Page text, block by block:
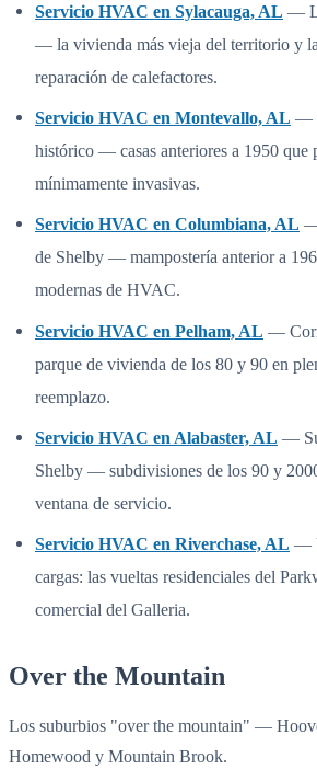
Servicio HVAC en Sylacauga, AL —
— la vivienda más vieja del territorio y
reparación de calefactores.
Servicio HVAC en Montevallo, AL —
histórico — casas anteriores a 1950 que
mínimamente invasivas.
Servicio HVAC en Columbiana, AL —
de Shelby — mampostería anterior a
modernas de HVAC.
Servicio HVAC en Pelham, AL —
parque de vivienda de los 80 y 90 en
reemplazo.
Servicio HVAC en Alabaster, AL —
Shelby — subdivisiones de los 90 y
ventana de servicio.
Servicio HVAC en Riverchase, AL —
cargas: las vueltas residenciales del
comercial del Galleria.
Over the Mountain
Los suburbios "over the mountain" —
Homewood y Mountain Brook.